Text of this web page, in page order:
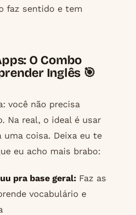
faz sentido e tem
O Combo
Inglês 🎯
você não precisa
Na real, o ideal é usar
uma coisa. Deixa eu te
eu acho mais brabo:
pra base geral:Faz as
vocabulário e